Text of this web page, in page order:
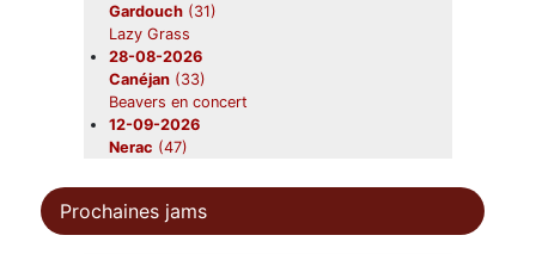
Gardouch (31)
Lazy Grass
28-08-2026
Canéjan (33)
Beavers en concert
12-09-2026
Nerac (47)
19-09-2026
Foix(09)
Beavers en concert
Prochaines jams